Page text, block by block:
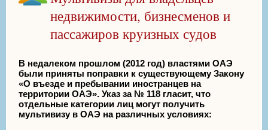
недвижимости, бизнесменов и
пассажиров круизных судов
В недалеком прошлом (2012 год) властями ОАЭ
были приняты поправки к существующему Закону
«О въезде и пребывании иностранцев на
территории ОАЭ». Указ за № 118 гласит, что
отдельные категории лиц могут получить
мультивизу в ОАЭ на различных условиях: